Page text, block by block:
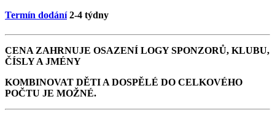
Termín dodání2-4 týdny
CENA ZAHRNUJE OSAZENÍ LOGY SPONZORŮ, KLUBU,
ČÍSLY A JMÉNY
KOMBINOVAT DĚTI A DOSPĚLÉ DO CELKOVÉHO
POČTU JE MOŽNÉ.